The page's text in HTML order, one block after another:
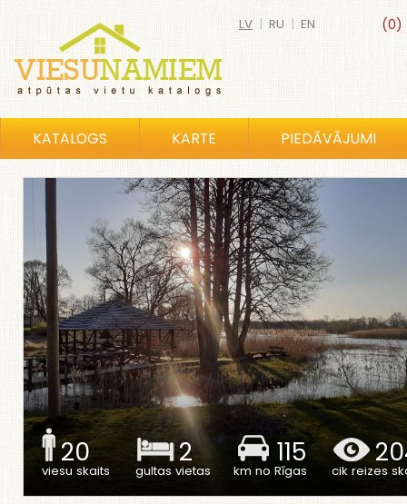
(0)
LV | RU | EN
KATALOGS KARTE PIEDĀVĀJUMI
20
viesu skaits
2
gultas vietas
115
km no Rīgas cik reizes